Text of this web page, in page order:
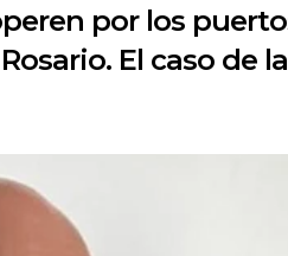
por los
El caso de